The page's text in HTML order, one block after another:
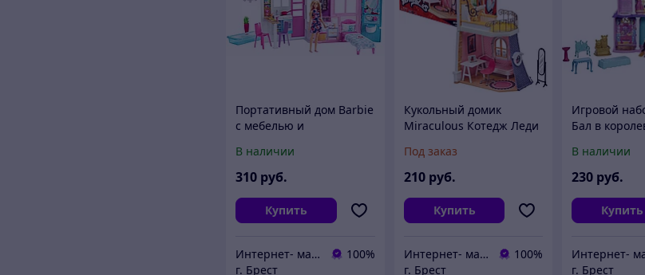
Портативный дом Barbie
с мебелью и
FXG55
В наличии
310 руб.
Купить
Интернет- магазин O'кей маркет
100%
г. Брест
Кукольный домик
Miraculous Котедж Леди
Под заказ
210 руб.
Купить
Интернет- магазин O'кей маркет
100%
г. Брест
Игровой
Бал в
GYJ17
В наличии
230 руб.
Купить
г. Брест